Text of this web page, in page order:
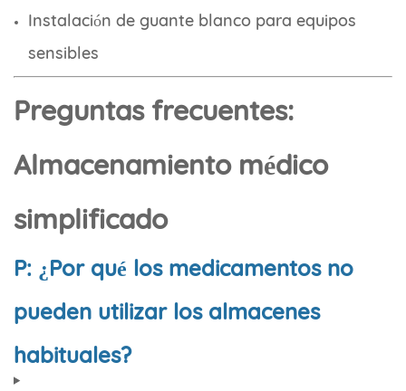
Instalación de guante blanco para equipos
sensibles
Preguntas frecuentes:
Almacenamiento médico
simplificado
P: ¿Por qué los medicamentos no
pueden utilizar los almacenes
habituales?